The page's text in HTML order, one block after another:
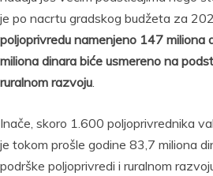
je po nacrtu gradskog budžeta za
poljoprivredu namenjeno 147 miliona
miliona dinara biće usmereno na
ruralnom razvoju.
Inače, skoro 1.600 poljoprivrednika
je tokom prošle godine 83,7 miliona
podrške poljoprivredi i ruralnom